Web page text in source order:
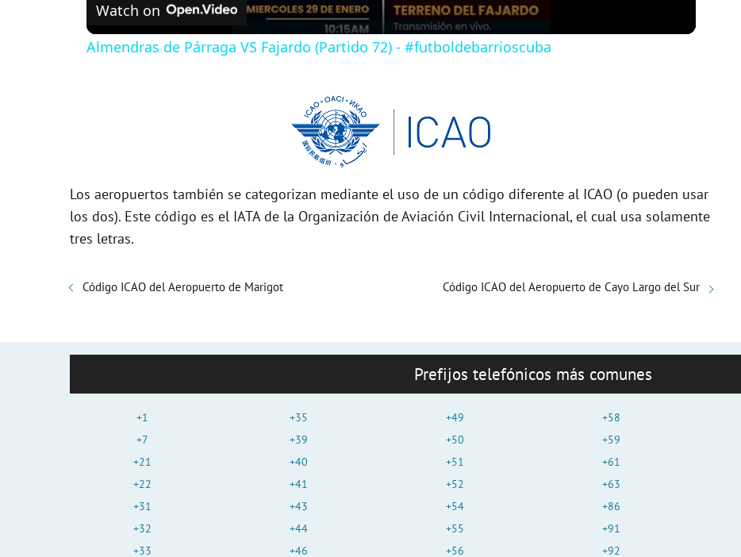
y
e
Watch on
Almendras de Párraga VS Fajardo (Partido 72) - #futboldebarrioscuba
Los aeropuertos también se categorizan mediante el uso de un código diferente al ICAO (o pueden usar
los dos). Este código es el IATA de la Organización de Aviación Civil Internacional, el cual usa solamente
tres letras.
Código ICAO del Aeropuerto de Marigot Código ICAO del Aeropuerto de Cayo Largo del Sur
Prefijos telefónicos más comunes
+1
+7
+21
+22
+31
+32
+33
+35
+39
+40
+41
+43
+44
+46
+49
+50
+51
+52
+54
+55
+56
+58
+59
+61
+63
+86
+91
+92